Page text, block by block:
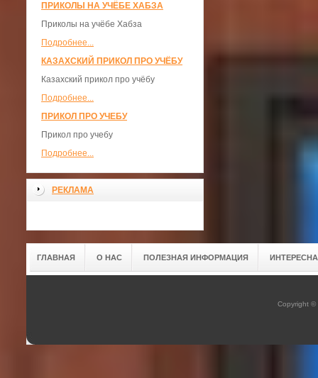
ПРИКОЛЫ НА УЧЁБЕ ХАБЗА
Приколы на учёбе Хабза
Подробнее...
КАЗАХСКИЙ ПРИКОЛ ПРО УЧЁБУ
Казахский прикол про учёбу
Подробнее...
ПРИКОЛ ПРО УЧЕБУ
Прикол про учебу
Подробнее...
РЕКЛАМА
ГЛАВНАЯ О НАС ПОЛЕЗНАЯ ИНФОРМАЦИЯ
Copyright ©